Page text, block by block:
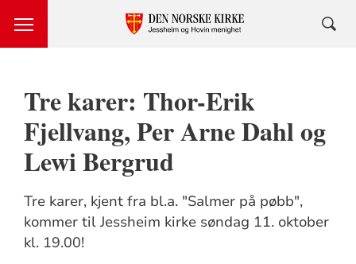
Tre karer: Thor-Erik
Fjellvang, Per Arne Dahl og
Lewi Bergrud
Tre karer, kjent fra bl.a. "Salmer på pøbb",
kommer til Jessheim kirke søndag 11. oktober
kl. 19.00!